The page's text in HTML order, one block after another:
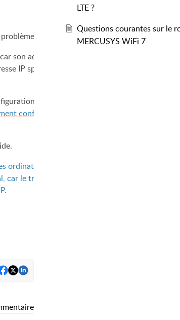
son adresse IP appartient à un sous-réseau
IP spécifique du client VPN. Veuillez vous
particulière. Vous pouvez essayer la
configurer un serveur virtuel sur un routeur
ordinateurs, les imprimantes ou les NAS) peuvent
le trafic de découverte du réseau ne peut pas
LTE ?
Questions courantes sur le
MERCUSYS WiFi 7